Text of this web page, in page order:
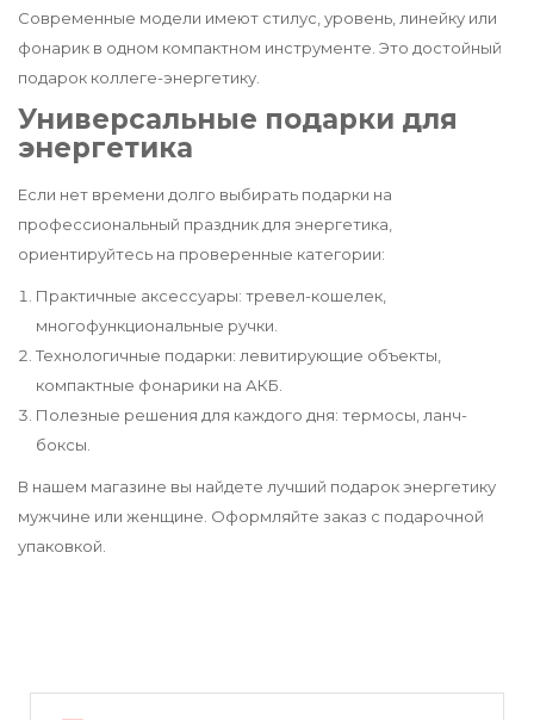
Современные модели имеют стилус, уровень, линейку или
фонарик в одном компактном инструменте. Это достойный
подарок коллеге-энергетику.
Универсальные подарки для
энергетика
Если нет времени долго выбирать подарки на
профессиональный праздник для энергетика,
ориентируйтесь на проверенные категории:
Практичные аксессуары: тревел-кошелек,
многофункциональные ручки.
Технологичные подарки: левитирующие объекты,
компактные фонарики на АКБ.
Полезные решения для каждого дня: термосы, ланч-
боксы.
В нашем магазине вы найдете лучший подарок энергетику
мужчине или женщине. Оформляйте заказ с подарочной
упаковкой.